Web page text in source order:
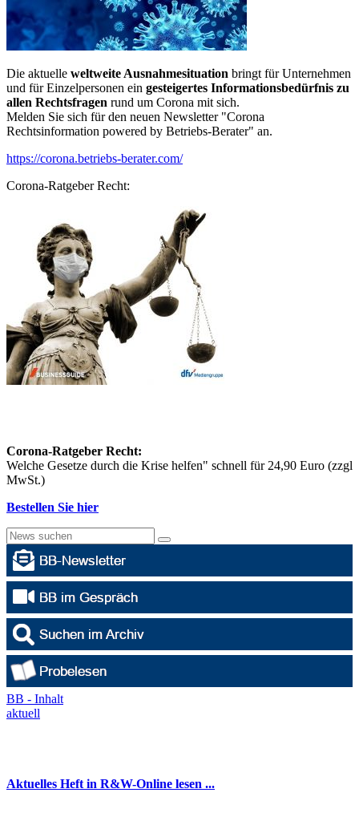
Die aktuelle weltweite Ausnahmesituation bringt für Unternehmen
und für Einzelpersonen ein gesteigertes Informationsbedürfnis zu
allen Rechtsfragen rund um Corona mit sich.
Melden Sie sich für den neuen Newsletter "Corona
Rechtsinformation powered by Betriebs-Berater" an.
https://corona.betriebs-berater.com/
Corona-Ratgeber Recht:
Corona-Ratgeber Recht:
Welche Gesetze durch die Krise helfen" schnell für 24,90 Euro (zzgl
MwSt.)
Bestellen Sie hier
BB - Inhalt
aktuell
Aktuelles Heft in R&W-Online lesen ...